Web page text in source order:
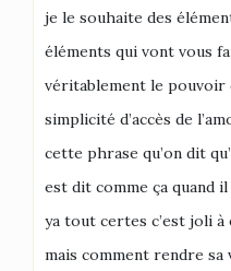
je le souhaite des
éléments qui vont vous
véritablement le pouvoir
simplicité d’accès de
cette phrase qu’on dit
est dit comme ça quand il
ya tout certes c’est joli à
mais comment rendre sa